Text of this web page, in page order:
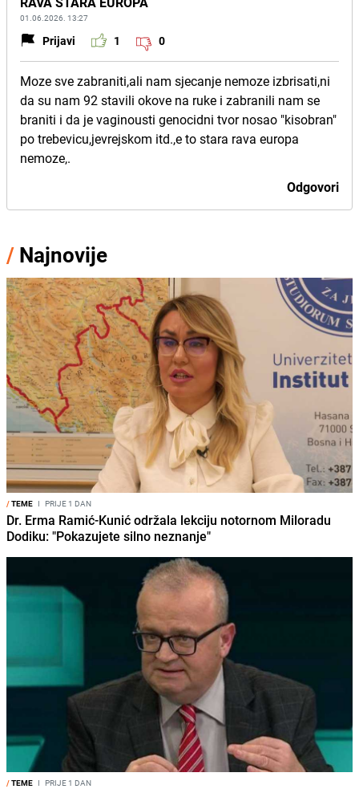
01.06.2026. 13:27
Prijavi 1 0
Moze sve zabraniti,ali nam sjecanje nemoze izbrisati,ni
da su nam 92 stavili okove na ruke i zabranili nam se
braniti i da je vaginousti genocidni tvor nosao "kisobran"
po trebevicu,jevrejskom itd.,e to stara rava europa
nemoze,.
Odgovori
/ Najnovije
/TEME I PRIJE 1 DAN
Dr. Erma Ramić-Kunić održala lekciju notornom Miloradu
Dodiku: "Pokazujete silno neznanje"
/TEME I PRIJE 1 DAN